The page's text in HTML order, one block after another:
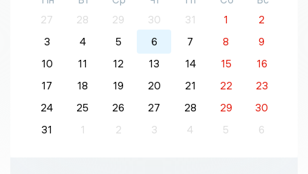
27
28 29 30 31 1
2
3
4 5 6 7 8
9
10
11 12 13 14 15
16
17
18 19 20 21 22
23
24
25 26 27 28 29
30
31
1 2 3 4 5 6